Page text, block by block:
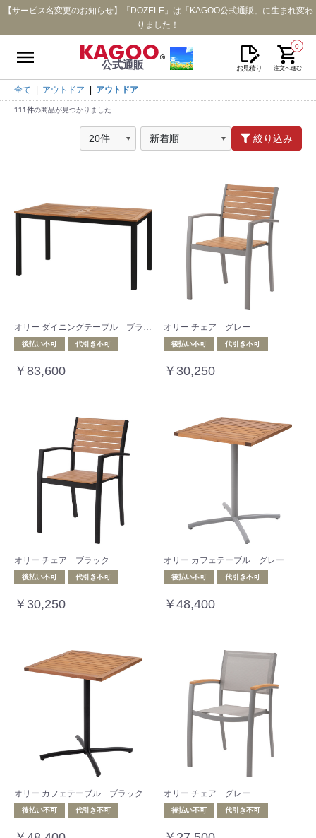
【サービス名変更のお知らせ】「DOZELE」は「KAGOO公式通販」に生まれ変わ
りました！
公式通販 お見積り
0
注文へ進む
全て アウトドア アウトドア
111件の商品が見つかりました
絞り込み
後払い不可 代引き不可
￥83,600
オリー チェア グレー
後払い不可 代引き不可
￥30,250
オリー チェア ブラック
後払い不可 代引き不可
￥30,250
オリー カフェテーブル グレー
後払い不可 代引き不可
￥48,400
オリー カフェテーブル ブラック
後払い不可 代引き不可
オリー チェア グレー
後払い不可 代引き不可